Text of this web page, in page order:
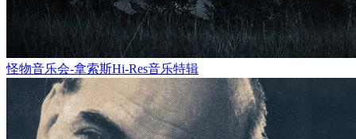
怪物音乐会-拿索斯Hi-Res音乐特辑